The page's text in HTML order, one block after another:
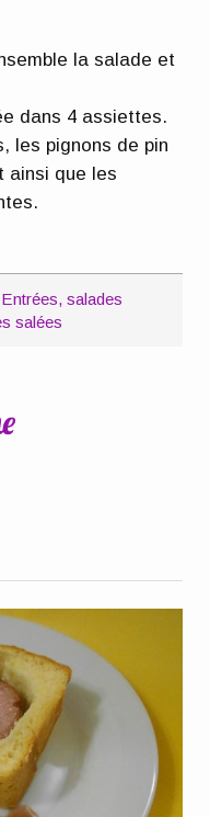
la salade et
dans 4 assiettes.
les pignons de pin
ainsi que les
Entrées, salades
salées